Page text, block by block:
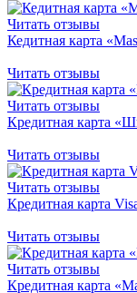
Читать отзывы
Кедитная карта
Читать отзывы
Читать отзывы
Кредитная карта
Читать отзывы
Читать отзывы
Кредитная карта
Читать отзывы
Читать отзывы
Кредитная карта